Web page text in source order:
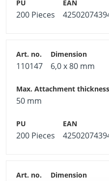
200 Pieces
110147 6,0 x 80 mm
50 mm
200 Pieces